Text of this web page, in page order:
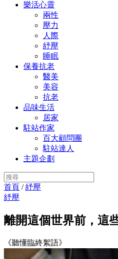
樂活心靈
兩性
壓力
人際
紓壓
睡眠
保養抗老
醫美
美容
抗老
品味生活
居家
駐站作家
百大顧問團
駐站達人
主題企劃
首頁 /紓壓
紓壓
離開這個世界前，這
《聽懂臨終絮語》